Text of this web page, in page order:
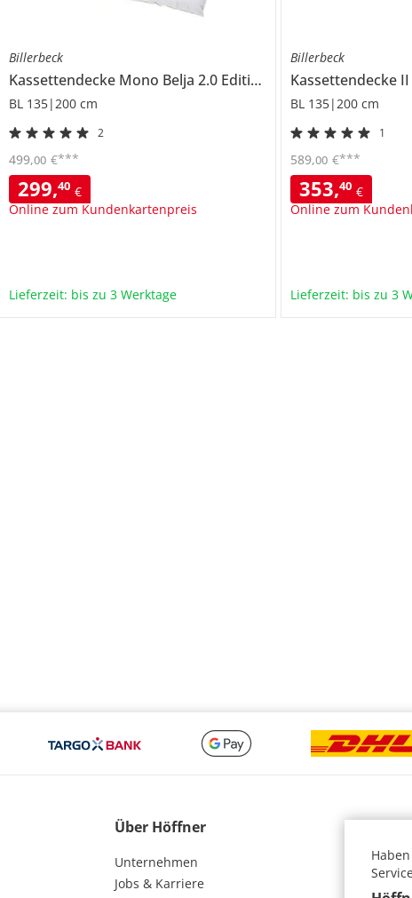
Billerbeck
Kassettendecke Mono Belja 2.0 Edition
BL 135|200 cm
2
299,40 €
Online zum Kundenkartenpreis
499,00 €***
Lieferzeit: bis zu 3 Werktage
Billerbeck
Kassettendecke II
BL 135|200 cm
1
353,40 €
Online zum
589,00 €***
Lieferzeit: bis zu 3
Über Höffner
Unternehmen
Jobs & Karriere